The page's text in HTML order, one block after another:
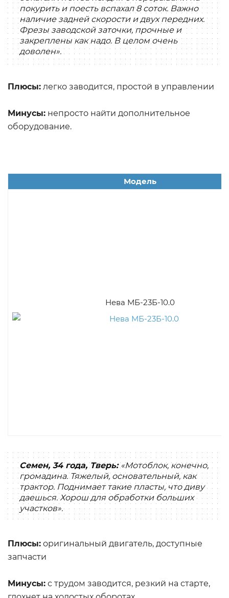
покурить и поесть вспахал 8 соток. Важно
наличие задней скорости и двух передних.
Фрезы заводской заточки, прочные и
закреплены как надо. В целом очень
доволен».
Плюсы: легко заводится, простой в управлении
Минусы: непросто найти дополнительное
оборудование.
Модель
Нева МБ-23Б-10.0
Семен, 34 года, Тверь:«Мотоблок, конечно,
громадина. Тяжелый, основательный, как
трактор. Поднимает такие пласты, что диву
даешься. Хорош для обработки больших
участков».
Плюсы: оригинальный двигатель, доступные
запчасти
Минусы: с трудом заводится, резкий на старте,